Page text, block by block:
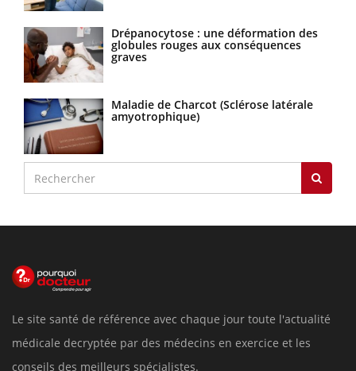
Drépanocytose : une déformation des
globules rouges aux conséquences
graves
Maladie de Charcot (Sclérose latérale
amyotrophique)
Le site santé de référence avec chaque jour toute l'actualité
médicale decryptée par des médecins en exercice et les
conseils des meilleurs spécialistes.